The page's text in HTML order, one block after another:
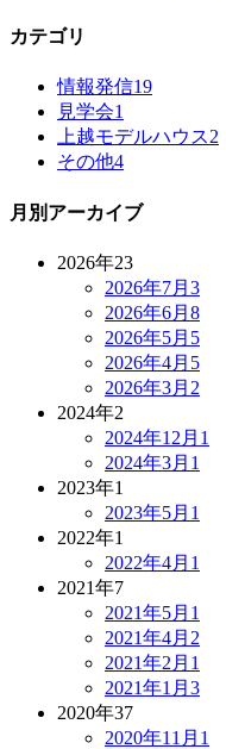
カテゴリ
情報発信19
見学会1
上越モデルハウス2
その他4
月別アーカイブ
2026年23
2026年7月 3
2026年6月 8
2026年5月 5
2026年4月 5
2026年3月 2
2024年2
2024年12月 1
2024年3月 1
2023年1
2023年5月 1
2022年1
2022年4月 1
2021年7
2021年5月 1
2021年4月 2
2021年2月 1
2021年1月 3
2020年37
2020年11月 1